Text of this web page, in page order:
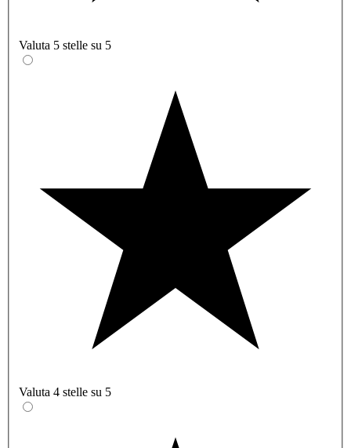
Valuta 5 stelle su 5
Valuta 4 stelle su 5